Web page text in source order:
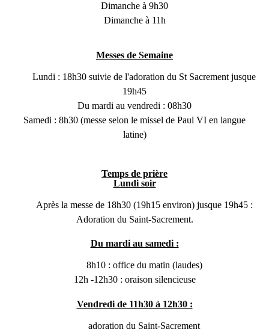
Dimanche à 9h30
Dimanche à 11h
Messes de Semaine
Lundi : 18h30 suivie de l'adoration du St Sacrement jusque
19h45
Du mardi au vendredi : 08h30
Samedi : 8h30 (messe selon le missel de Paul VI en langue
latine)
Temps de prière
Lundi soir
Après la messe de 18h30 (19h15 environ) jusque 19h45 :
Adoration du Saint-Sacrement.
Du mardi au samedi :
8h10 : office du matin (laudes)
12h -12h30 : oraison silencieuse
Vendredi de 11h30 à 12h30 :
adoration du Saint-Sacrement